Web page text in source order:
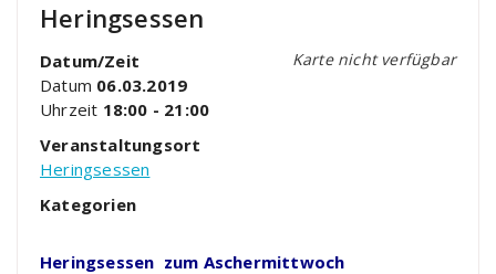
Heringsessen
Karte nicht verfügbar
Datum/Zeit
Datum 06.03.2019
Uhrzeit 18:00 - 21:00
Veranstaltungsort
Heringsessen
Kategorien
Heringsessen zum Aschermittwoch